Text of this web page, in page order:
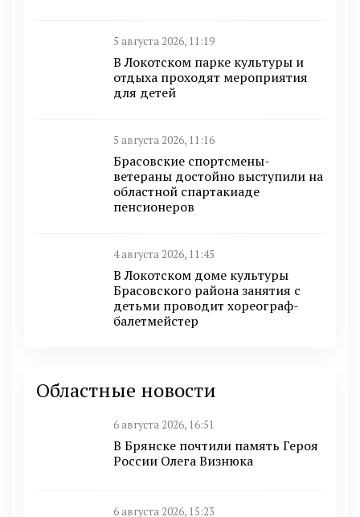
5 августа 2026, 11:19
В Локотском парке культуры и
отдыха проходят мероприятия
для детей
5 августа 2026, 11:16
Брасовские спортсмены-
ветераны достойно выступили на
областной спартакиаде
пенсионеров
4 августа 2026, 11:45
В Локотском доме культуры
Брасовского района занятия с
детьми проводит хореограф-
балетмейстер
Областные новости
6 августа 2026, 16:51
В Брянске почтили память Героя
России Олега Визнюка
6 августа 2026, 15:23